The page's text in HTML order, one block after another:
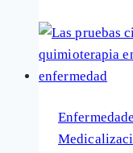
de
el